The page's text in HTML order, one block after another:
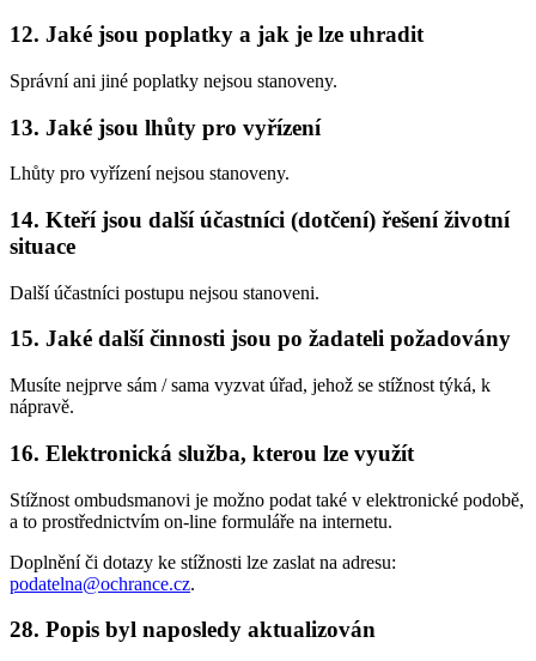
12. Jaké jsou poplatky a jak je lze uhradit
Správní ani jiné poplatky nejsou stanoveny.
13. Jaké jsou lhůty pro vyřízení
Lhůty pro vyřízení nejsou stanoveny.
14. Kteří jsou další účastníci (dotčení) řešení životní
situace
Další účastníci postupu nejsou stanoveni.
15. Jaké další činnosti jsou po žadateli požadovány
Musíte nejprve sám / sama vyzvat úřad, jehož se stížnost týká, k
nápravě.
16. Elektronická služba, kterou lze využít
Stížnost ombudsmanovi je možno podat také v elektronické podobě,
a to prostřednictvím on-line formuláře na internetu.
Doplnění či dotazy ke stížnosti lze zaslat na adresu:
podatelna@ochrance.cz.
28. Popis byl naposledy aktualizován